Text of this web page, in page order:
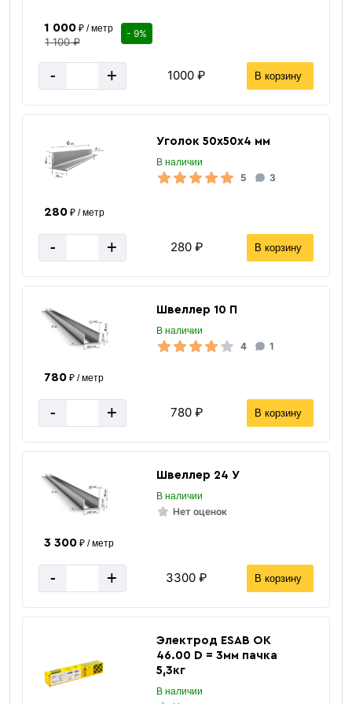
1 000₽ / метр
1 100 ₽
- 9%
- + 1000 ₽ В корзину
Уголок 50х50х4 мм
В наличии
5 3
280₽ / метр
- + 280 ₽ В корзину
Швеллер 10 П
В наличии
4 1
780₽ / метр
- + 780 ₽ В корзину
Швеллер 24 У
В наличии
Нет оценок
3 300₽ / метр
- + 3300 ₽ В корзину
Электрод ESAB ОК
46.00 D = 3мм пачка
5,3кг
В наличии